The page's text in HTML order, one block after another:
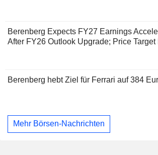
Berenberg Expects FY27 Earnings
After FY26 Outlook Upgrade; Price Target
Berenberg hebt Ziel für Ferrari auf 384
Mehr Börsen-Nachrichten